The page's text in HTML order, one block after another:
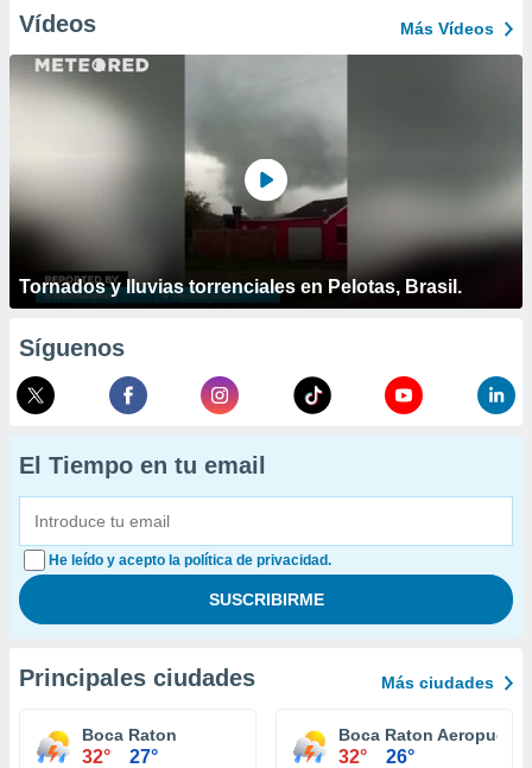
Vídeos Más Vídeos
Tornados y lluvias torrenciales en Pelotas, Brasil.
Síguenos
El Tiempo en tu email
He leído y acepto la política de privacidad.
Principales ciudades Más ciudades
Boca Raton
32° 27°
Boca Raton Aeropuerto
32° 26°